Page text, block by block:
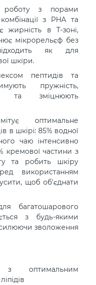
з порами
з PHA та
жирність в Т-зоні,
мікрорельєф без
як для
шкіри.
пептидів та
пружність,
та зміцнюють
оптимальне
в шкірі: 85% водної
чаю інтенсивно
кремової частини з
та робить шкіру
використанням
щоб об'єднати
багатошарового
з будь-якими
зволоження
оптимальним